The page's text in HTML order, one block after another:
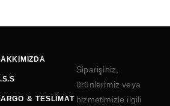
& TESLIMAT
Siparişiniz,
ürünlerimiz veya
hizmetimizle ilgili